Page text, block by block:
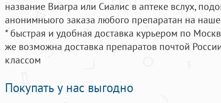
название Виагра или Сиалис в аптеке вслух,
анонимныого заказа любого препаратан на
* быстрая и удобная доставка курьером по
же возможна доставка препаратов почтой
классом
Покупать у нас выгодно